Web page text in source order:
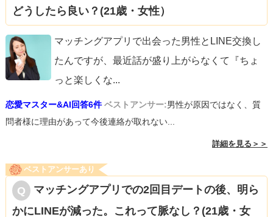
どうしたら良い？(21歳・女性）
マッチングアプリで出会った男性とLINE交換し
たんですが、最近話が盛り上がらなくて『ちょ
っと楽しくな...
恋愛マスター&AI回答6件 ベストアンサー:男性が原因ではなく、質
問者様に理由があって今後連絡が取れない...
詳細を見る＞＞
ベストアンサーあり
マッチングアプリでの2回目デートの後、明ら
かにLINEが減った。これって脈なし？(21歳・女